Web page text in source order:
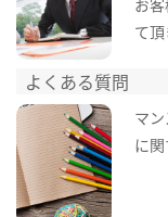
お
て頂
よくある質問
マ
に